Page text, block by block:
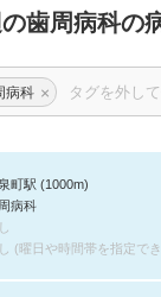
歯周病科の
病科 ×
町駅 (1000m)
病科
(曜日や時間帯を指定で